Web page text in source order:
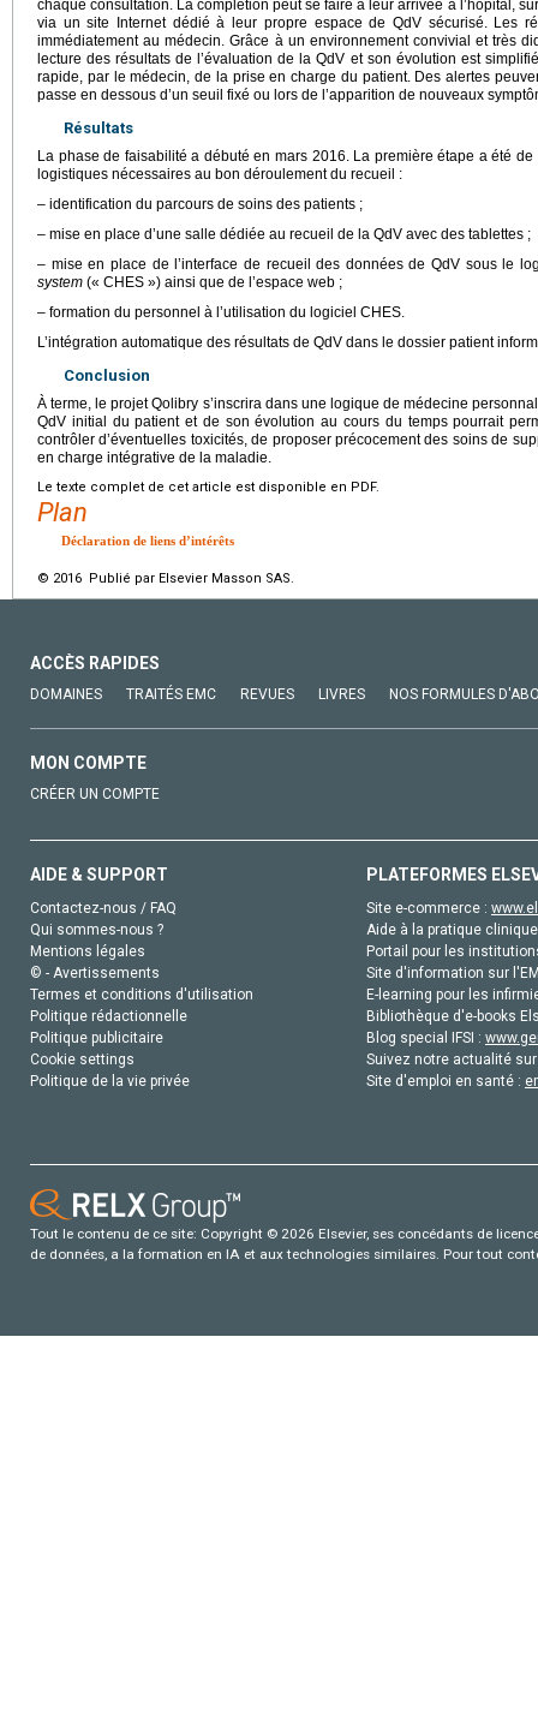
chaque consultation. La complétion peut se faire à leur arrivée à l’hôpital,
via un site Internet dédié à leur propre espace de QdV sécurisé. Les
immédiatement au médecin. Grâce à un environnement convivial et très
lecture des résultats de l’évaluation de la QdV et son évolution est
rapide, par le médecin, de la prise en charge du patient. Des alertes
passe en dessous d’un seuil fixé ou lors de l’apparition de nouveaux
Résultats
La phase de faisabilité a débuté en mars 2016. La première étape a été
logistiques nécessaires au bon déroulement du recueil :
– identification du parcours de soins des patients ;
– mise en place d’une salle dédiée au recueil de la QdV avec des tablettes ;
– mise en place de l’interface de recueil des données de QdV sous le
system (« CHES ») ainsi que de l’espace web ;
– formation du personnel à l’utilisation du logiciel CHES.
L’intégration automatique des résultats de QdV dans le dossier patient
Conclusion
À terme, le projet Qolibry s’inscrira dans une logique de médecine
QdV initial du patient et de son évolution au cours du temps pourrait
contrôler d’éventuelles toxicités, de proposer précocement des soins de
en charge intégrative de la maladie.
Le texte complet de cet article est disponible en PDF.
Plan
Déclaration de liens d’intérêts
© 2016 Publié par Elsevier Masson SAS.
ACCÈS RAPIDES
DOMAINES TRAITÉS EMC REVUES LIVRES NOS FORMULES
MON COMPTE
CRÉER UN COMPTE
AIDE & SUPPORT
Contactez-nous / FAQ
Qui sommes-nous ?
Mentions légales
© - Avertissements
Termes et conditions d'utilisation
Politique rédactionnelle
Politique publicitaire
Cookie settings
Politique de la vie privée
PLATEFORMES
Site e-commerce :
Aide à la pratique
Portail pour les
Site d'information sur
E-learning pour les
Bibliothèque d'e-books
Blog special IFSI :
Suivez notre actualité
Site d'emploi en santé :
Tout le contenu de ce site: Copyright © 2026 Elsevier, ses concédants de
de données, a la formation en IA et aux technologies similaires. Pour tout